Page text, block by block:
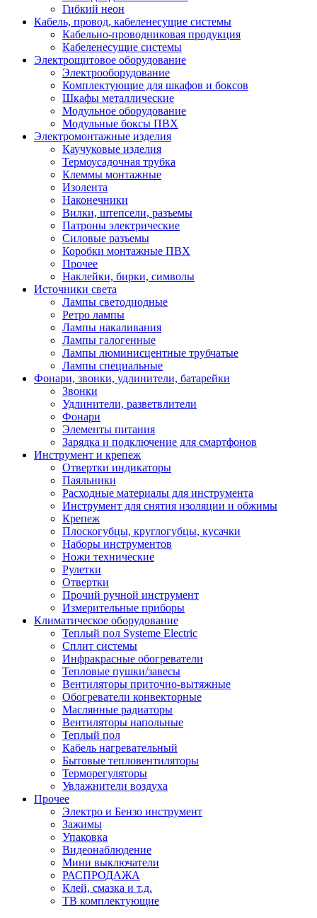
Гибкий неон
Кабель, провод, кабеленесущие системы
Кабельно-проводниковая продукция
Кабеленесущие системы
Электрощитовое оборудование
Электрооборудование
Комплектующие для шкафов и боксов
Шкафы металлические
Модульное оборудование
Модульные боксы ПВХ
Электромонтажные изделия
Каучуковые изделия
Термоусадочная трубка
Клеммы монтажные
Изолента
Наконечники
Вилки, штепсели, разъемы
Патроны электрические
Силовые разъемы
Коробки монтажные ПВХ
Прочее
Наклейки, бирки, символы
Источники света
Лампы светодиодные
Ретро лампы
Лампы накаливания
Лампы галогенные
Лампы люминисцентные трубчатые
Лампы специальные
Фонари, звонки, удлинители, батарейки
Звонки
Удлинители, разветвлители
Фонари
Элементы питания
Зарядка и подключение для смартфонов
Инструмент и крепеж
Отвертки индикаторы
Паяльники
Расходные материалы для инструмента
Инструмент для снятия изоляции и обжимы
Крепеж
Плоскогубцы, круглогубцы, кусачки
Наборы инструментов
Ножи технические
Рулетки
Отвертки
Прочий ручной инструмент
Измерительные приборы
Климатическое оборудование
Теплый пол Systeme Electric
Сплит системы
Инфракрасные обогреватели
Тепловые пушки/завесы
Вентиляторы приточно-вытяжные
Обогреватели конвекторные
Маслянные радиаторы
Вентиляторы напольные
Теплый пол
Кабель нагревательный
Бытовые тепловентиляторы
Терморегуляторы
Увлажнители воздуха
Прочее
Электро и Бензо инструмент
Зажимы
Упаковка
Видеонаблюдение
Мини выключатели
РАСПРОДАЖА
Клей, смазка и т.д.
ТВ комплектующие